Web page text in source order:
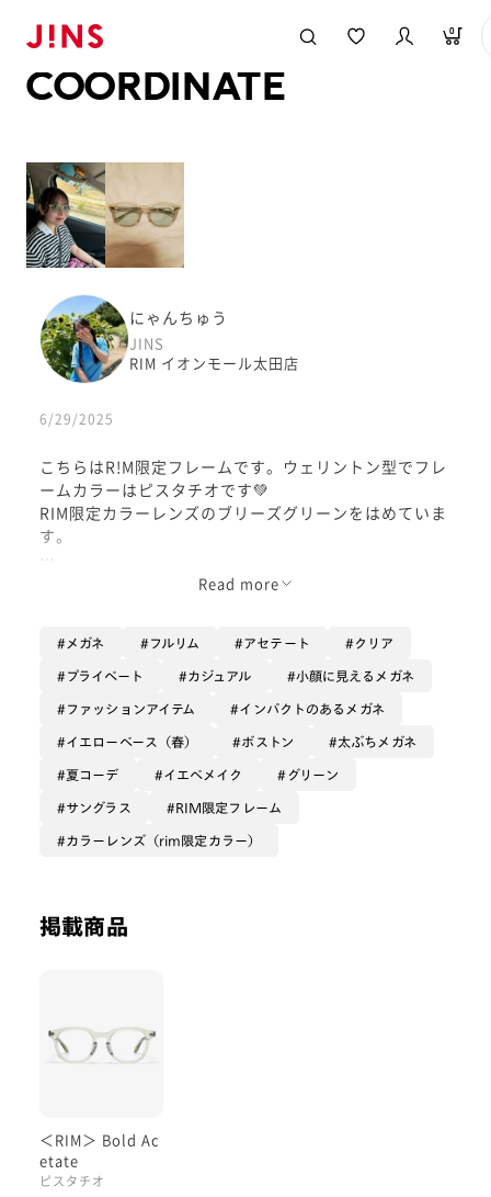
0
COORDINATE
にゃんちゅう
JINS
RIM イオンモール太田店
6/29/2025
こちらはR!M限定フレームです。ウェリントン型でフレ
ームカラーはピスタチオです💚
RIM限定カラーレンズのブリーズグリーンをはめていま
す。
お気に入りポイントは2つ！
①は太ぶちのボリューム感あるフレームなのでメガネ
②は大きな玉型なのでカラーレンズがとても映えま
す。フレームカラーが落ち着いた色なので、カラーレン
Read more
メガネ フルリム アセテート クリア
プライベート カジュアル 小顔に見えるメガネ
ファッションアイテム インパクトのあるメガネ
イエローベース（春） ボストン 太ぶちメガネ
夏コーデ イエベメイク グリーン
サングラス RIM限定フレーム
カラーレンズ（rim限定カラー）
掲載商品
＜RIM＞ Bold Ac
etate
ピスタチオ